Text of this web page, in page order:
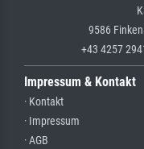
9586
+43 4257
Impressum & Kontakt
· Kontakt
· Impressum
· AGB